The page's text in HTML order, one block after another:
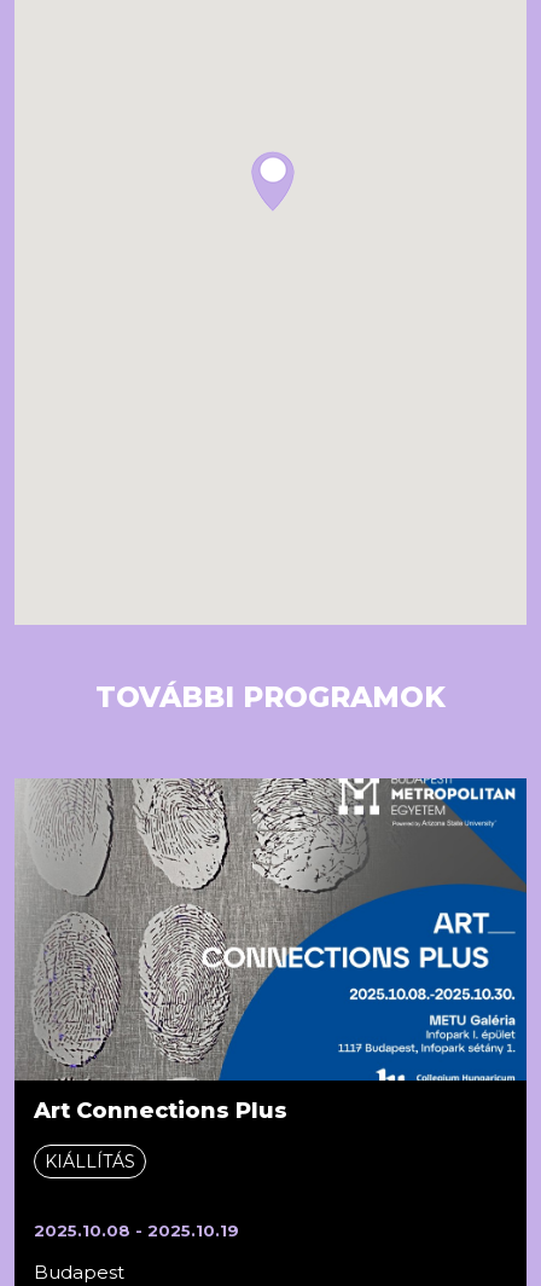
TOVÁBBI PROGRAMOK
Art Connections Plus
KIÁLLÍTÁS
2025.10.08 - 2025.10.19
Budapest